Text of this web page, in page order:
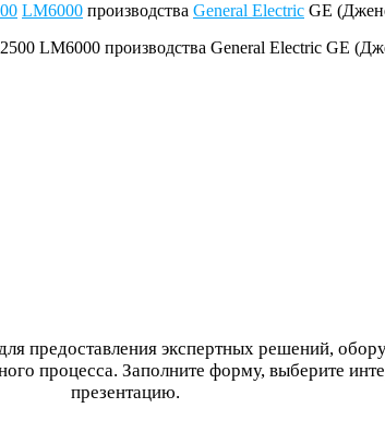
LM6000 производства General Electric GE
предоставления экспертных решений,
процесса. Заполните форму, выберите
презентацию.